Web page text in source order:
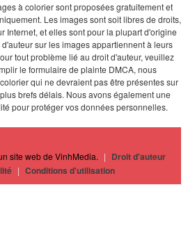
à colorier sont proposées gratuitement et
Les images sont soit libres de droits,
Internet, et elles sont pour la plupart d'origine
sur les images appartiennent à leurs
tout problème lié au droit d'auteur, veuillez
le formulaire de plainte DMCA, nous
qui ne devraient pas être présentes sur
brefs délais. Nous avons également une
pour protéger vos données personnelles.
site web de VinhMedia. | Droit d'auteur
| Conditions d'utilisation